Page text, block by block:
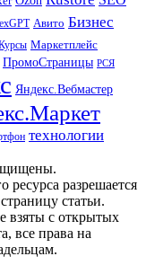
Авито Бизнес
Маркетплейс
ПромоСтраницы РСЯ
Яндекс.Вебмастер
технологии
разрешается
статьи.
взяты с открытых
все права на